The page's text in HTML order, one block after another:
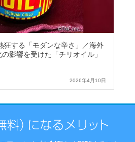
狂する「モダンな辛さ」／海外
影響を受けた「チリオイル」
2026年4月10日